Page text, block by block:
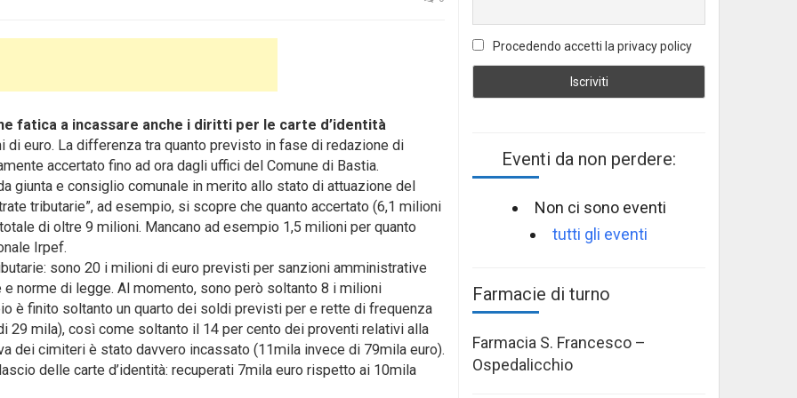
fatica a incassare anche i diritti per le carte d’identità
di euro. La differenza tra quanto previsto in fase di redazione di
accertato fino ad ora dagli uffici del Comune di Bastia.
giunta e consiglio comunale in merito allo stato di attuazione del
tributarie”, ad esempio, si scopre che quanto accertato (6,1 milioni
di oltre 9 milioni. Mancano ad esempio 1,5 milioni per quanto
Irpef.
sono 20 i milioni di euro previsti per sanzioni amministrative
norme di legge. Al momento, sono però soltanto 8 i milioni
è finito soltanto un quarto dei soldi previsti per e rette di frequenza
29 mila), così come soltanto il 14 per cento dei proventi relativi alla
dei cimiteri è stato davvero incassato (11mila invece di 79mila euro).
delle carte d’identità: recuperati 7mila euro rispetto ai 10mila
Procedendo accetti la privacy policy
Eventi da non perdere:
Non ci sono eventi
tutti gli eventi
Farmacie di turno
Farmacia S. Francesco –
Ospedalicchio